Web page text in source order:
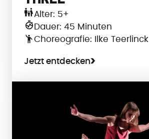
Alter: 5+
Dauer: 45 Minuten
Choreografie: Ilke Teerlinck
Jetzt entdecken